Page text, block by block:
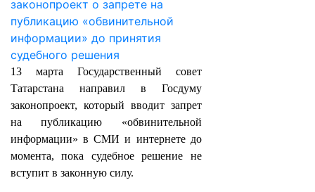
13 марта Государственный совет
Татарстана направил в Госдуму
законопроект, который вводит запрет
на публикацию «обвинительной
информации» в СМИ и интернете до
момента, пока судебное решение не
вступит в законную силу.